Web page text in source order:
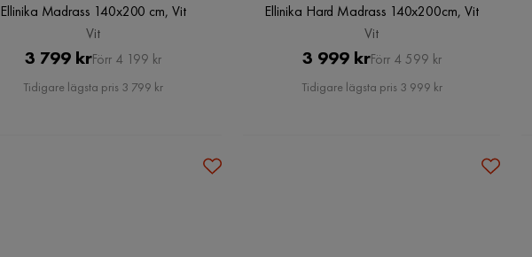
Ellinika Madrass 140x200 cm, Vit
Vit
Pris
3 799 krOriginal
Pris
Förr 4 199 kr
Tidigare lägsta pris 3 799 kr
Ellinika Hard Madrass 140x200cm, Vit
Vit
Pris
3 999 krOriginal
Pris
Förr 4 599 kr
Tidigare lägsta pris 3 999 kr